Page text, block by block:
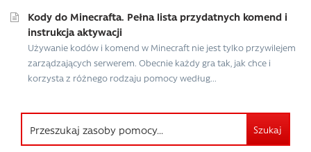
Kody do Minecrafta. Pełna lista przydatnych komend i
instrukcja aktywacji
Używanie kodów i komend w Minecraft nie jest tylko przywilejem
zarządzających serwerem. Obecnie każdy gra tak, jak chce i
korzysta z różnego rodzaju pomocy według...
Szukaj